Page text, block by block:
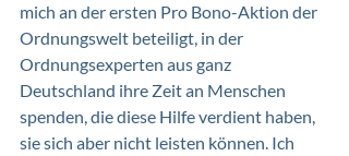
mich an der ersten Pro Bono-Aktion der
Ordnungswelt beteiligt, in der
Ordnungsexperten aus ganz
Deutschland ihre Zeit an Menschen
spenden, die diese Hilfe verdient haben,
sie sich aber nicht leisten können. Ich